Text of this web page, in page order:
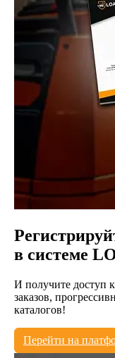
в системе
И получите доступ
заказов,
каталогов!
Перейти на